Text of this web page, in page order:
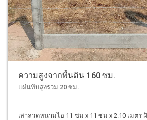
ความสูงจากพื้นดิน 160 ซม.
แผ่นทึบสูงรวม 20 ซม.
เสาลวดหนามไอ 11 ซม x 11 ซม x 2.10 เมตร